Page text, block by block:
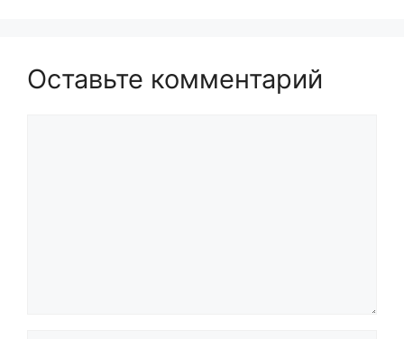
Оставьте комментарий